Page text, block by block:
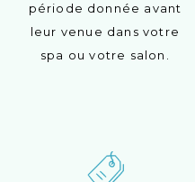
période donnée avant
leur venue dans votre
spa ou votre salon.